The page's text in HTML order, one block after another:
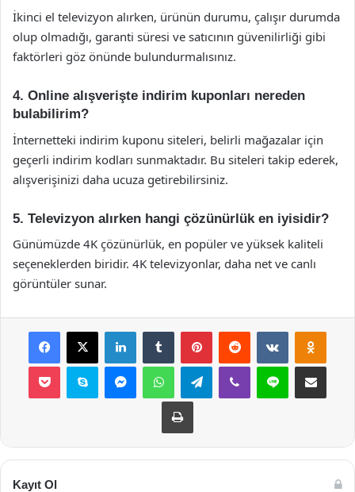
İkinci el televizyon alırken, ürünün durumu, çalışır durumda
olup olmadığı, garanti süresi ve satıcının güvenilirliği gibi
faktörleri göz önünde bulundurmalısınız.
4. Online alışverişte indirim kuponları nereden
bulabilirim?
İnternetteki indirim kuponu siteleri, belirli mağazalar için
geçerli indirim kodları sunmaktadır. Bu siteleri takip ederek,
alışverişinizi daha ucuza getirebilirsiniz.
5. Televizyon alırken hangi çözünürlük en iyisidir?
Günümüzde 4K çözünürlük, en popüler ve yüksek kaliteli
seçeneklerden biridir. 4K televizyonlar, daha net ve canlı
görüntüler sunar.
Facebook
X LinkedInTumblr PinterestReddit VKontakte
Pocket Skype MessengerWhatsAppTelegramViber Line E-Posta ile
Yazdır
Kayıt Ol